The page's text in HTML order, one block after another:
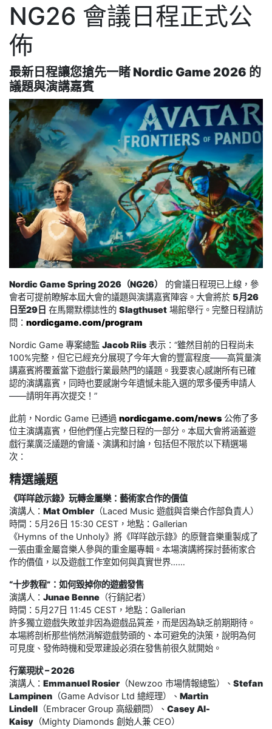
NG26 會議日程正式公
佈
最新日程讓您搶先一睹 Nordic Game 2026 的
議題與演講嘉賓
Nordic Game Spring 2026（NG26）
的會議日程現已上線，參
會者可提前瞭解本屆大會的議題與演講嘉賓陣容。大會將於 5月26
日至29日 在馬爾默標誌性的 Slagthuset 場館舉行。完整日程請訪
問： nordicgame.com/program
Nordic Game 專案總監 Jacob Riis 表示：“雖然目前的日程尚未
100%完整，但它已經充分展現了今年大會的豐富程度——高質量演
講嘉賓將覆蓋當下遊戲行業最熱門的議題。我要衷心感謝所有已確
認的演講嘉賓，同時也要感謝今年遺憾未能入選的眾多優秀申請人
——請明年再次提交！”
此前，Nordic Game 已通過 nordicgame.com/news 公佈了多
位主演講嘉賓，但他們僅占完整日程的一部分。本屆大會將涵蓋遊
戲行業廣泛議題的會議、演講和討論，包括但不限於以下精選場
次：
精選議題
《咩咩啟示錄》玩轉金屬樂：藝術家合作的價值
演講人： Mat Ombler （Laced Music 遊戲與音樂合作部負責人）
時間：5月26日 15:30 CEST，地點：Gallerian
《Hymns of the Unholy》將《咩咩啟示錄》的原聲音樂重製成了
一張由重金屬音樂人參與的重金屬專輯。本場演講將探討藝術家合
作的價值，以及遊戲工作室如何與真實世界……
“十步教程”：如何毀掉你的遊戲發售
演講人： Junae Benne （行銷記者）
時間：5月27日 11:45 CEST，地點：Gallerian
許多獨立遊戲失敗並非因為遊戲品質差，而是因為缺乏前期期待。
本場將剖析那些悄然消解遊戲勢頭的、本可避免的決策，說明為何
可見度、發佈時機和受眾建設必須在發售前很久就開始。
行業現狀 – 2026
演講人： Emmanuel Rosier （Newzoo 市場情報總監）、 Stefan
Lampinen （Game Advisor Ltd 總經理）、 Martin
Lindell （Embracer Group 高級顧問）、 Casey Al-
Kaisy （Mighty Diamonds 創始人兼 CEO）